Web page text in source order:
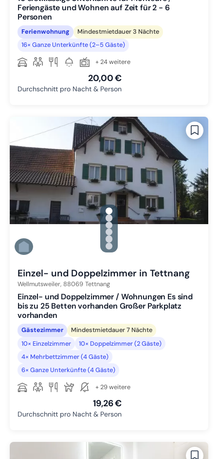
Feriengäste und Wohnen auf Zeit für 2 - 6
Personen
Ferienwohnung
Mindestmietdauer 3 Nächte
16× Ganze Unterkünfte (2–5 Gäste)
+ 24 weitere
20,00 €
Durchschnitt pro Nacht & Person
gallery.slide_selector
Zu Slide 1 wechseln
Zu Slide 2 wechseln
Zu Slide 3 wechseln
Zu Slide 4 wechseln
Zu Slide 5 wechseln
Zu Slide 6 wechseln
Einzel- und Doppelzimmer in Tettnang
Wellmutsweiler, 88069 Tettnang
Einzel- und Doppelzimmer / Wohnungen Es sind
bis zu 25 Betten vorhanden Großer Parkplatz
vorhanden
Gästezimmer
Mindestmietdauer 7 Nächte
10× Einzelzimmer
10× Doppelzimmer (2 Gäste)
4× Mehrbettzimmer (4 Gäste)
6× Ganze Unterkünfte (4 Gäste)
+ 29 weitere
19,26 €
Durchschnitt pro Nacht & Person